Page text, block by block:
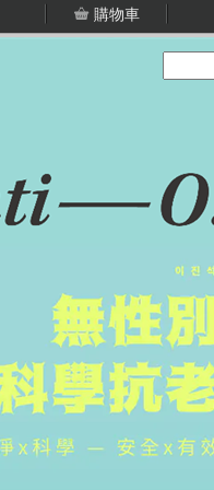
購物車